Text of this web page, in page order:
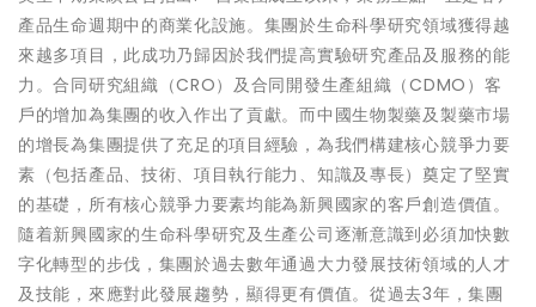
產品生命週期中的商業化設施。集團於生命科學研究領域獲得越
來越多項目，此成功乃歸因於我們提高實驗研究產品及服務的能
力。合同研究組織（CRO）及合同開發生產組織（CDMO）客
戶的增加為集團的收入作出了貢獻。而中國生物製藥及製藥市場
的增長為集團提供了充足的項目經驗，為我們構建核心競爭力要
素（包括產品、技術、項目執行能力、知識及專長）奠定了堅實
的基礎，所有核心競爭力要素均能為新興國家的客戶創造價值。
隨着新興國家的生命科學研究及生產公司逐漸意識到必須加快數
字化轉型的步伐，集團於過去數年通過大力發展技術領域的人才
及技能，來應對此發展趨勢，顯得更有價值。從過去3年，集團